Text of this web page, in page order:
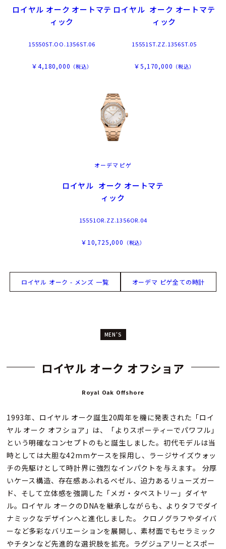
ロイヤル オーク オートマテ
ィック
15550ST.OO.1356ST.06
￥4,180,000 （税込）
ロイヤル オーク オートマテ
ィック
15551ST.ZZ.1356ST.05
￥5,170,000 （税込）
オーデマ ピゲ
ロイヤル オーク オートマテ
ィック
15551OR.ZZ.1356OR.04
￥10,725,000 （税込）
ロイヤル オーク - メンズ 一覧 オーデマ ピゲ全ての時計
MEN'S
ロイヤル オーク オフショア
Royal Oak Offshore
1993年、ロイヤル オーク誕生20周年を機に発表された「ロイ
ヤル オーク オフショア」は、「よりスポーティーでパワフル」
という明確なコンセプトのもと誕生しました。初代モデルは当
時としては大胆な42mmケースを採用し、ラージサイズウォッ
チの先駆けとして時計界に強烈なインパクトを与えます。 分厚
いケース構造、存在感あふれるベゼル、迫力あるリューズガー
ド、そして立体感を強調した「メガ・タペストリー」ダイヤ
ル。ロイヤル オークのDNAを継承しながらも、よりタフでダイ
ナミックなデザインへと進化しました。 クロノグラフやダイバ
ーなど多彩なバリエーションを展開し、素材面でもセラミック
やチタンなど先進的な選択肢を拡充。ラグジュアリーとスポー